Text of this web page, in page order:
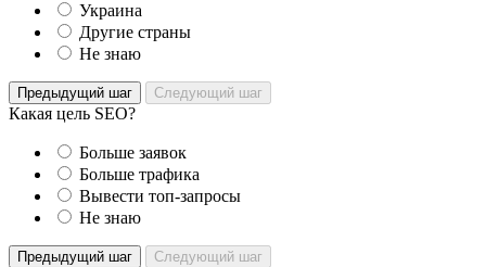
Украина
Другие страны
Не знаю
Предыдущий шаг Следующий шаг
Какая цель SEO?
Больше заявок
Больше трафика
Вывести топ-запросы
Не знаю
Предыдущий шаг Следующий шаг